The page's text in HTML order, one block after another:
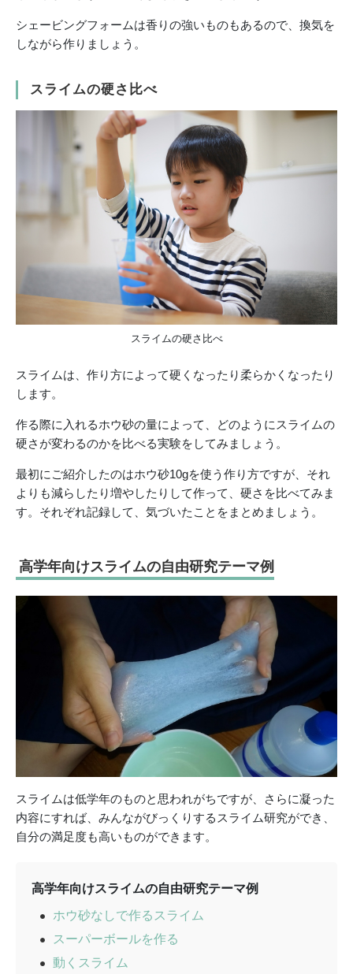
シェービングフォームは香りの強いものもあるので、換気を
しながら作りましょう。
スライムの硬さ比べ
スライムの硬さ比べ
スライムは、作り方によって硬くなったり柔らかくなったり
します。
作る際に入れるホウ砂の量によって、どのようにスライムの
硬さが変わるのかを比べる実験をしてみましょう。
最初にご紹介したのはホウ砂10gを使う作り方ですが、それ
よりも減らしたり増やしたりして作って、硬さを比べてみま
す。それぞれ記録して、気づいたことをまとめましょう。
高学年向けスライムの自由研究テーマ例
スライムは低学年のものと思われがちですが、さらに凝った
内容にすれば、みんながびっくりするスライム研究ができ、
自分の満足度も高いものができます。
高学年向けスライムの自由研究テーマ例
ホウ砂なしで作るスライム
スーパーボールを作る
動くスライム